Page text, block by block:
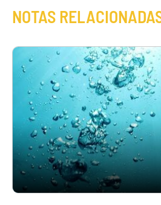
NOTAS